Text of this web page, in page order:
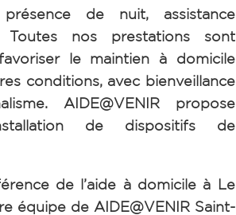
présence de nuit, assistance
Toutes nos prestations sont
le maintien à domicile
conditions, avec bienveillance
AIDE@VENIR propose
de dispositifs de
de l’aide à domicile à Le
équipe de AIDE@VENIR Saint-